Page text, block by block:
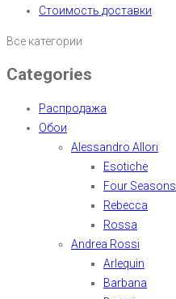
Стоимость доставки
Все категории
Categories
Распродажа
Обои
Alessandro Allori
Esotiche
Four Seasons
Rebecca
Rossa
Andrea Rossi
Arlequin
Barbana